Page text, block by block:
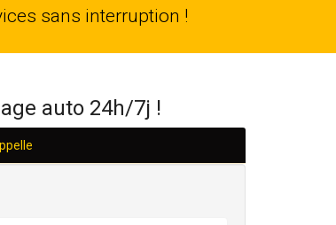
24
H/24
sans interruption !
auto 24h/7j !